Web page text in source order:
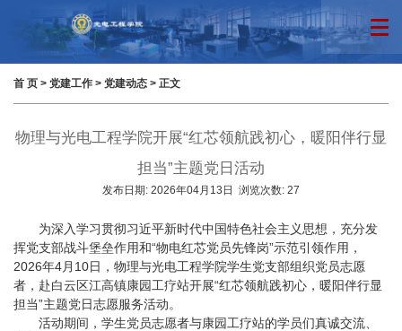
首 页 > 党建工作 > 党建动态 > 正文
物理与光电工程学院开展“红芯领航践初心，暖阳伴行显
担当”主题党日活动
发布日期: 2026年04月13日 浏览次数: 27
为深入学习贯彻习近平新时代中国特色社会主义思想，充分发
挥党支部战斗堡垒作用和“物电红芯党员先锋岗”示范引领作用，
2026年4月10日，物理与光电工程学院学生党支部组织党员志愿
者，赴白云区江高镇康园工疗站开展“红芯领航践初心，暖阳伴行显
担当”主题党日志愿服务活动。
活动期间，学生党员志愿者与康园工疗站的学员们真诚交流、